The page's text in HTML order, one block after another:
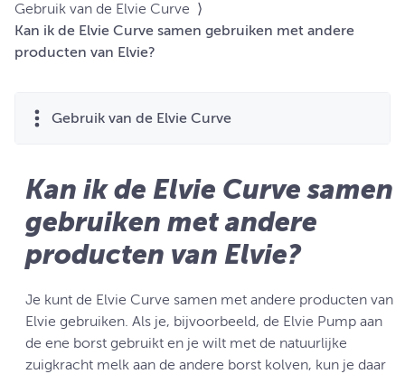
Gebruik van de Elvie Curve ⟩
Kan ik de Elvie Curve samen gebruiken met andere
producten van Elvie?
Gebruik van de Elvie Curve
Kan ik de Elvie Curve samen
gebruiken met andere
producten van Elvie?
Je kunt de Elvie Curve samen met andere producten van
Elvie gebruiken. Als je, bijvoorbeeld, de Elvie Pump aan
de ene borst gebruikt en je wilt met de natuurlijke
zuigkracht melk aan de andere borst kolven, kun je daar